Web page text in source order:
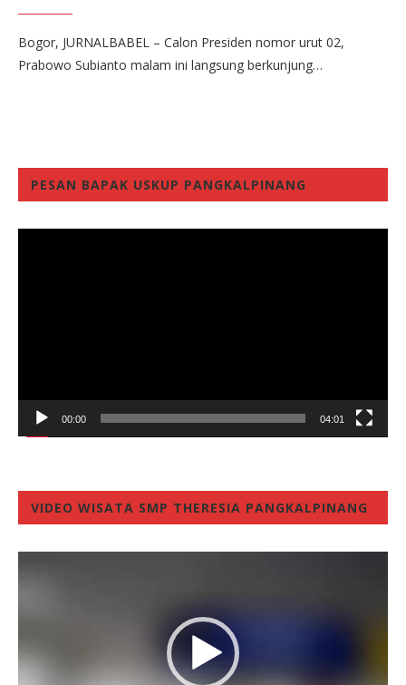
Bogor, JURNALBABEL – Calon Presiden nomor urut 02,
Prabowo Subianto malam ini langsung berkunjung…
PESAN BAPAK USKUP PANGKALPINANG
00:00 04:01
VIDEO WISATA SMP THERESIA PANGKALPINANG